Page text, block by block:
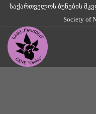
საქართველოს ბუნების
Society of